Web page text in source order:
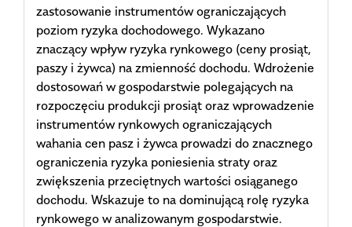
zastosowanie instrumentów ograniczających
poziom ryzyka dochodowego. Wykazano
znaczący wpływ ryzyka rynkowego (ceny prosiąt,
paszy i żywca) na zmienność dochodu. Wdrożenie
dostosowań w gospodarstwie polegających na
rozpoczęciu produkcji prosiąt oraz wprowadzenie
instrumentów rynkowych ograniczających
wahania cen pasz i żywca prowadzi do znacznego
ograniczenia ryzyka poniesienia straty oraz
zwiększenia przeciętnych wartości osiąganego
dochodu. Wskazuje to na dominującą rolę ryzyka
rynkowego w analizowanym gospodarstwie.